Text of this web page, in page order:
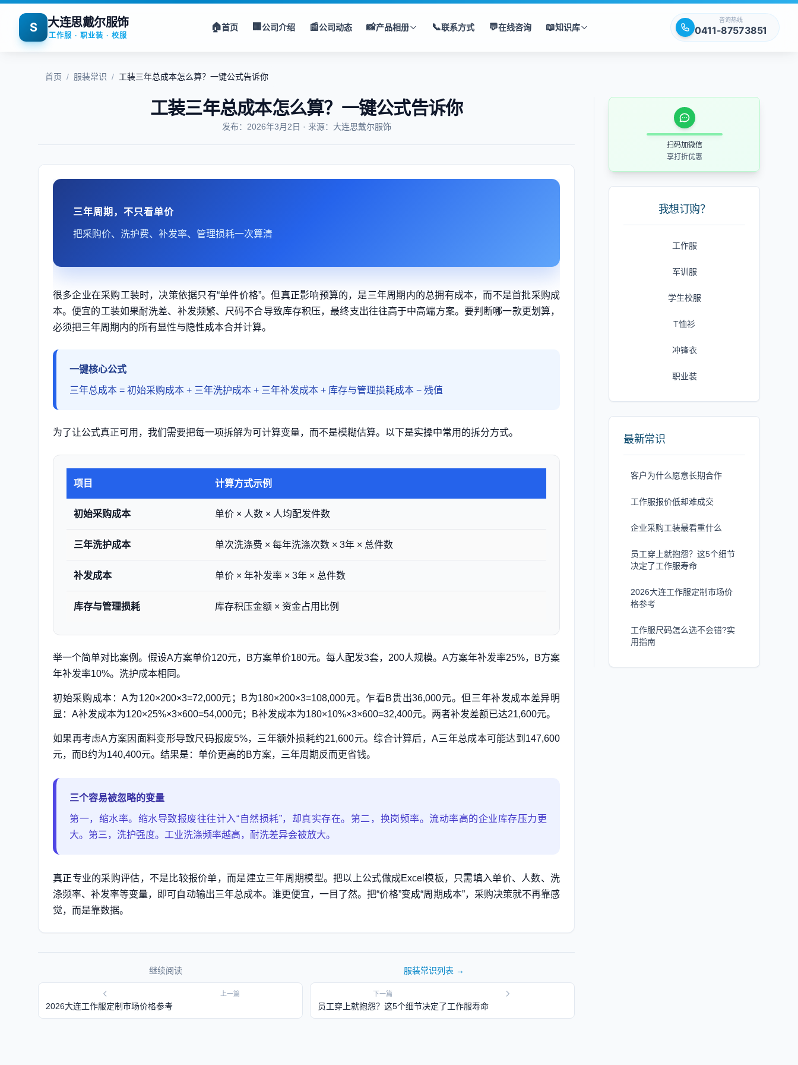
S 大连思戴尔服饰
工作服 · 职业装 · 校服
🏠首页 🏢公司介绍 📰公司动态 📸产品相册 📞联系方式 💬在线咨询 📖知识库
咨询热线
0411-87573851
首页 / 服装常识 / 工装三年总成本怎么算？一键公式告诉你
工装三年总成本怎么算？一键公式告诉你
发布：2026年3月2日 · 来源：大连思戴尔服饰
三年周期，不只看单价
把采购价、洗护费、补发率、管理损耗一次算清
很多企业在采购工装时，决策依据只有“单件价格”。但真正影响预算的，是三年周期内的总拥有成本，而不是首批采购成
本。便宜的工装如果耐洗差、补发频繁、尺码不合导致库存积压，最终支出往往高于中高端方案。要判断哪一款更划算，
必须把三年周期内的所有显性与隐性成本合并计算。
一键核心公式
三年总成本 = 初始采购成本 + 三年洗护成本 + 三年补发成本 + 库存与管理损耗成本 − 残值
为了让公式真正可用，我们需要把每一项拆解为可计算变量，而不是模糊估算。以下是实操中常用的拆分方式。
项目 计算方式示例
初始采购成本 单价 × 人数 × 人均配发件数
三年洗护成本 单次洗涤费 × 每年洗涤次数 × 3年 × 总件数
补发成本 单价 × 年补发率 × 3年 × 总件数
库存与管理损耗 库存积压金额 × 资金占用比例
举一个简单对比案例。假设A方案单价120元，B方案单价180元。每人配发3套，200人规模。A方案年补发率25%，B方案
年补发率10%。洗护成本相同。
初始采购成本：A为120×200×3=72,000元；B为180×200×3=108,000元。乍看B贵出36,000元。但三年补发成本差异明
显：A补发成本为120×25%×3×600=54,000元；B补发成本为180×10%×3×600=32,400元。两者补发差额已达21,600元。
如果再考虑A方案因面料变形导致尺码报废5%，三年额外损耗约21,600元。综合计算后，A三年总成本可能达到147,600
元，而B约为140,400元。结果是：单价更高的B方案，三年周期反而更省钱。
三个容易被忽略的变量
第一，缩水率。缩水导致报废往往计入“自然损耗”，却真实存在。第二，换岗频率。流动率高的企业库存压力更
大。第三，洗护强度。工业洗涤频率越高，耐洗差异会被放大。
真正专业的采购评估，不是比较报价单，而是建立三年周期模型。把以上公式做成Excel模板，只需填入单价、人数、洗
涤频率、补发率等变量，即可自动输出三年总成本。谁更便宜，一目了然。把“价格”变成“周期成本”，采购决策就不再靠感
觉，而是靠数据。
继续阅读 服装常识列表 →
上一篇
2026大连工作服定制市场价格参考
下一篇
员工穿上就抱怨？这5个细节决定了工作服寿命
扫码加微信
享打折优惠
我想订购？
工作服
军训服
学生校服
T恤衫
冲锋衣
职业装
最新常识
客户为什么愿意长期合作
工作服报价低却难成交
企业采购工装最看重什么
员工穿上就抱怨？这5个细节
决定了工作服寿命
2026大连工作服定制市场价
格参考
工作服尺码怎么选不会错?实
用指南